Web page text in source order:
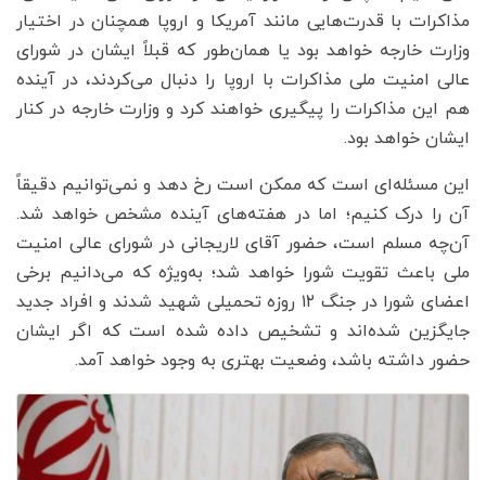
مذاکرات با قدرت‌هایی مانند آمریکا و اروپا همچنان در اختیار
وزارت خارجه خواهد بود یا همان‌طور که قبلاً ایشان در شورای
عالی امنیت ملی مذاکرات با اروپا را دنبال می‌کردند، در آینده
هم این مذاکرات را پیگیری خواهند کرد و وزارت خارجه در کنار
ایشان خواهد بود.
این مسئله‌ای است که ممکن است رخ دهد و نمی‌توانیم دقیقاً
آن را درک کنیم؛ اما در هفته‌های آینده مشخص خواهد شد.
آن‌چه مسلم است، حضور آقای لاریجانی در شورای عالی امنیت
ملی باعث تقویت شورا خواهد شد؛ به‌ویژه که می‌دانیم برخی
اعضای شورا در جنگ ۱۲ روزه تحمیلی شهید شدند و افراد جدید
جایگزین شده‌اند و تشخیص داده شده است که اگر ایشان
حضور داشته باشد، وضعیت بهتری به وجود خواهد آمد.